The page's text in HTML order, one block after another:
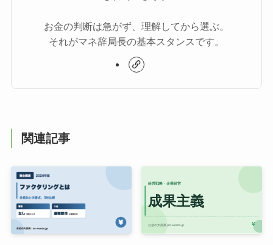
お金の判断は急がず、理解してから選ぶ。
それがマネ辞局長の基本スタンスです。
関連記事